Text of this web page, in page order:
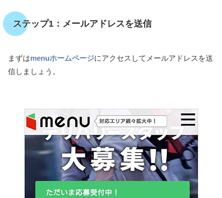
ステップ1：メールアドレスを送信
まずはmenuホームページにアクセスしてメールアドレスを送
信しましょう。